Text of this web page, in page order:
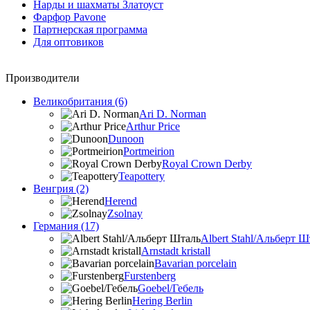
Нарды и шахматы Златоуст
Фарфор Pavone
Партнерская программа
Для оптовиков
Производители
Великобритания (6)
Ari D. Norman
Arthur Price
Dunoon
Portmeirion
Royal Crown Derby
Teapottery
Венгрия (2)
Herend
Zsolnay
Германия (17)
Albert Stahl/Альбеpт
Arnstadt kristall
Bavarian porcelain
Furstenberg
Goebel/Гебель
Hering Berlin